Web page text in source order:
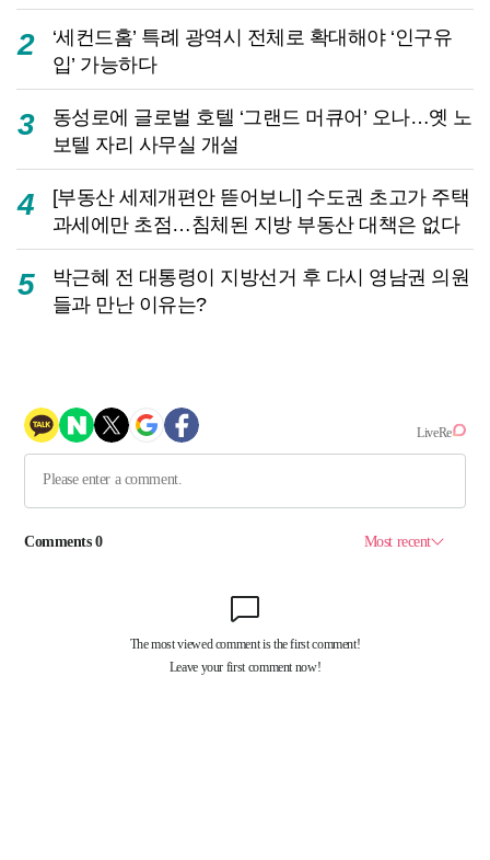
2
‘세컨드홈’ 특례 광역시 전체로 확대해야 ‘인구유
입’ 가능하다
3
동성로에 글로벌 호텔 ‘그랜드 머큐어’ 오나…옛 노
보텔 자리 사무실 개설
4
[부동산 세제개편안 뜯어보니] 수도권 초고가 주택
과세에만 초점…침체된 지방 부동산 대책은 없다
5
박근혜 전 대통령이 지방선거 후 다시 영남권 의원
들과 만난 이유는?